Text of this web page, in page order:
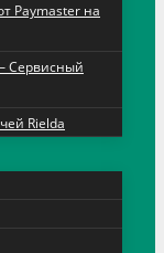
Paymaster на
Сервисный
Rielda